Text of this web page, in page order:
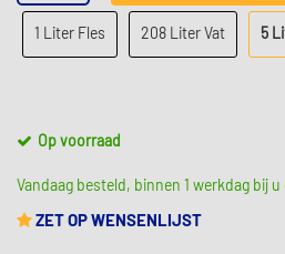
1 Liter Fles 208 Liter Vat 5
Op voorraad
Vandaag besteld, binnen 1 werkdag bij u
ZET OP WENSENLIJST